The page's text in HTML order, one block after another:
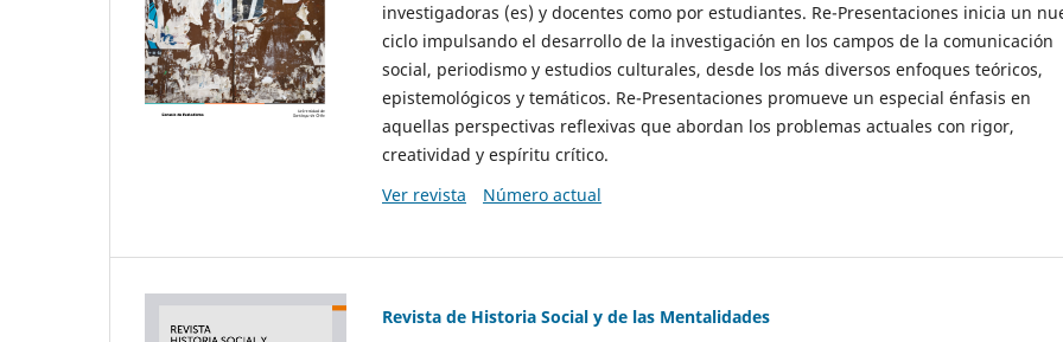
investigadoras (es) y docentes como por estudiantes. Re-Presentaciones inicia un
ciclo impulsando el desarrollo de la investigación en los campos de la comunicación
social, periodismo y estudios culturales, desde los más diversos enfoques teóricos,
epistemológicos y temáticos. Re-Presentaciones promueve un especial énfasis en
aquellas perspectivas reflexivas que abordan los problemas actuales con rigor,
creatividad y espíritu crítico.
Ver revista
Número actual
Revista de Historia Social y de las Mentalidades